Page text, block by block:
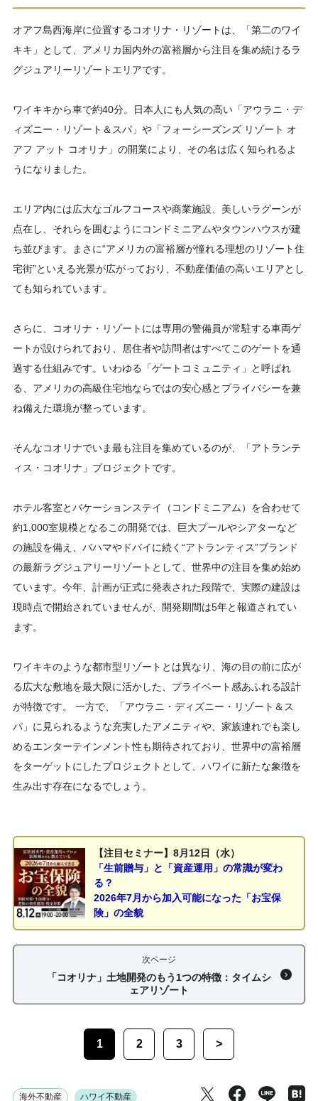
オアフ島西海岸に位置するコオリナ・リゾートは、「第二のワイ
キキ」として、アメリカ国内外の富裕層から注目を集め続けるラ
グジュアリーリゾートエリアです。
ワイキキから車で約40分。日本人にも人気の高い「アウラニ・デ
ィズニー・リゾート＆スパ」や「フォーシーズンズ リゾート オ
アフ アット コオリナ」の開業により、その名は広く知られるよ
うになりました。
エリア内には広大なゴルフコースや商業施設、美しいラグーンが
点在し、それらを囲むようにコンドミニアムやタウンハウスが建
ち並びます。まさに“アメリカの富裕層が憧れる理想のリゾート住
宅街”といえる光景が広がっており、不動産価値の高いエリアとし
ても知られています。
さらに、コオリナ・リゾートには専用の警備員が常駐する車両ゲ
ートが設けられており、居住者や訪問者はすべてこのゲートを通
過する仕組みです。いわゆる「ゲートコミュニティ」と呼ばれ
る、アメリカの高級住宅地ならではの安心感とプライバシーを兼
ね備えた環境が整っています。
そんなコオリナでいま最も注目を集めているのが、「アトランテ
ィス・コオリナ」プロジェクトです。
ホテル客室とバケーションステイ（コンドミニアム）を合わせて
約1,000室規模となるこの開発では、巨大プールやシアターなど
の施設を備え、バハマやドバイに続く“アトランティス”ブランド
の最新ラグジュアリーリゾートとして、世界中の注目を集め始め
ています。今年、計画が正式に発表された段階で、実際の建設は
現時点で開始されていませんが、開発期間は5年と報道されてい
ます。
ワイキキのような都市型リゾートとは異なり、海の目の前に広が
る広大な敷地を最大限に活かした、プライベート感あふれる設計
が特徴です。 一方で、「アウラニ・ディズニー・リゾート＆ス
パ」に見られるような充実したアメニティや、家族連れでも楽し
めるエンターテインメント性も期待されており、世界中の富裕層
をターゲットにしたプロジェクトとして、ハワイに新たな象徴を
生み出す存在になるでしょう。
【注目セミナー】8月12日（水）
「生前贈与」と「資産運用」の常識が変わ
る？
2026年7月から加入可能になった「お宝保
険」の全貌
次ページ
「コオリナ」土地開発のもう1つの特徴：タイムシ
ェアリゾート
1 2 3 >
海外不動産 ハワイ不動産